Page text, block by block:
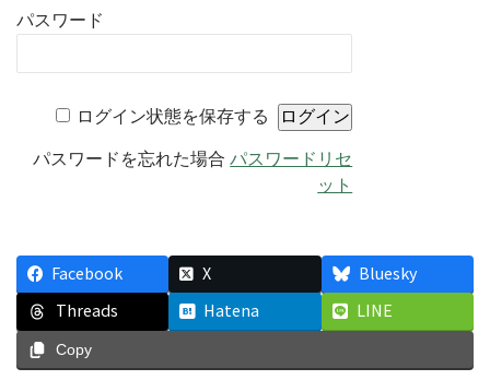
パスワード
ログイン状態を保存する
パスワードを忘れた場合パスワードリセ
ット
Facebook X
Bluesky
Threads
Hatena LINE
Copy